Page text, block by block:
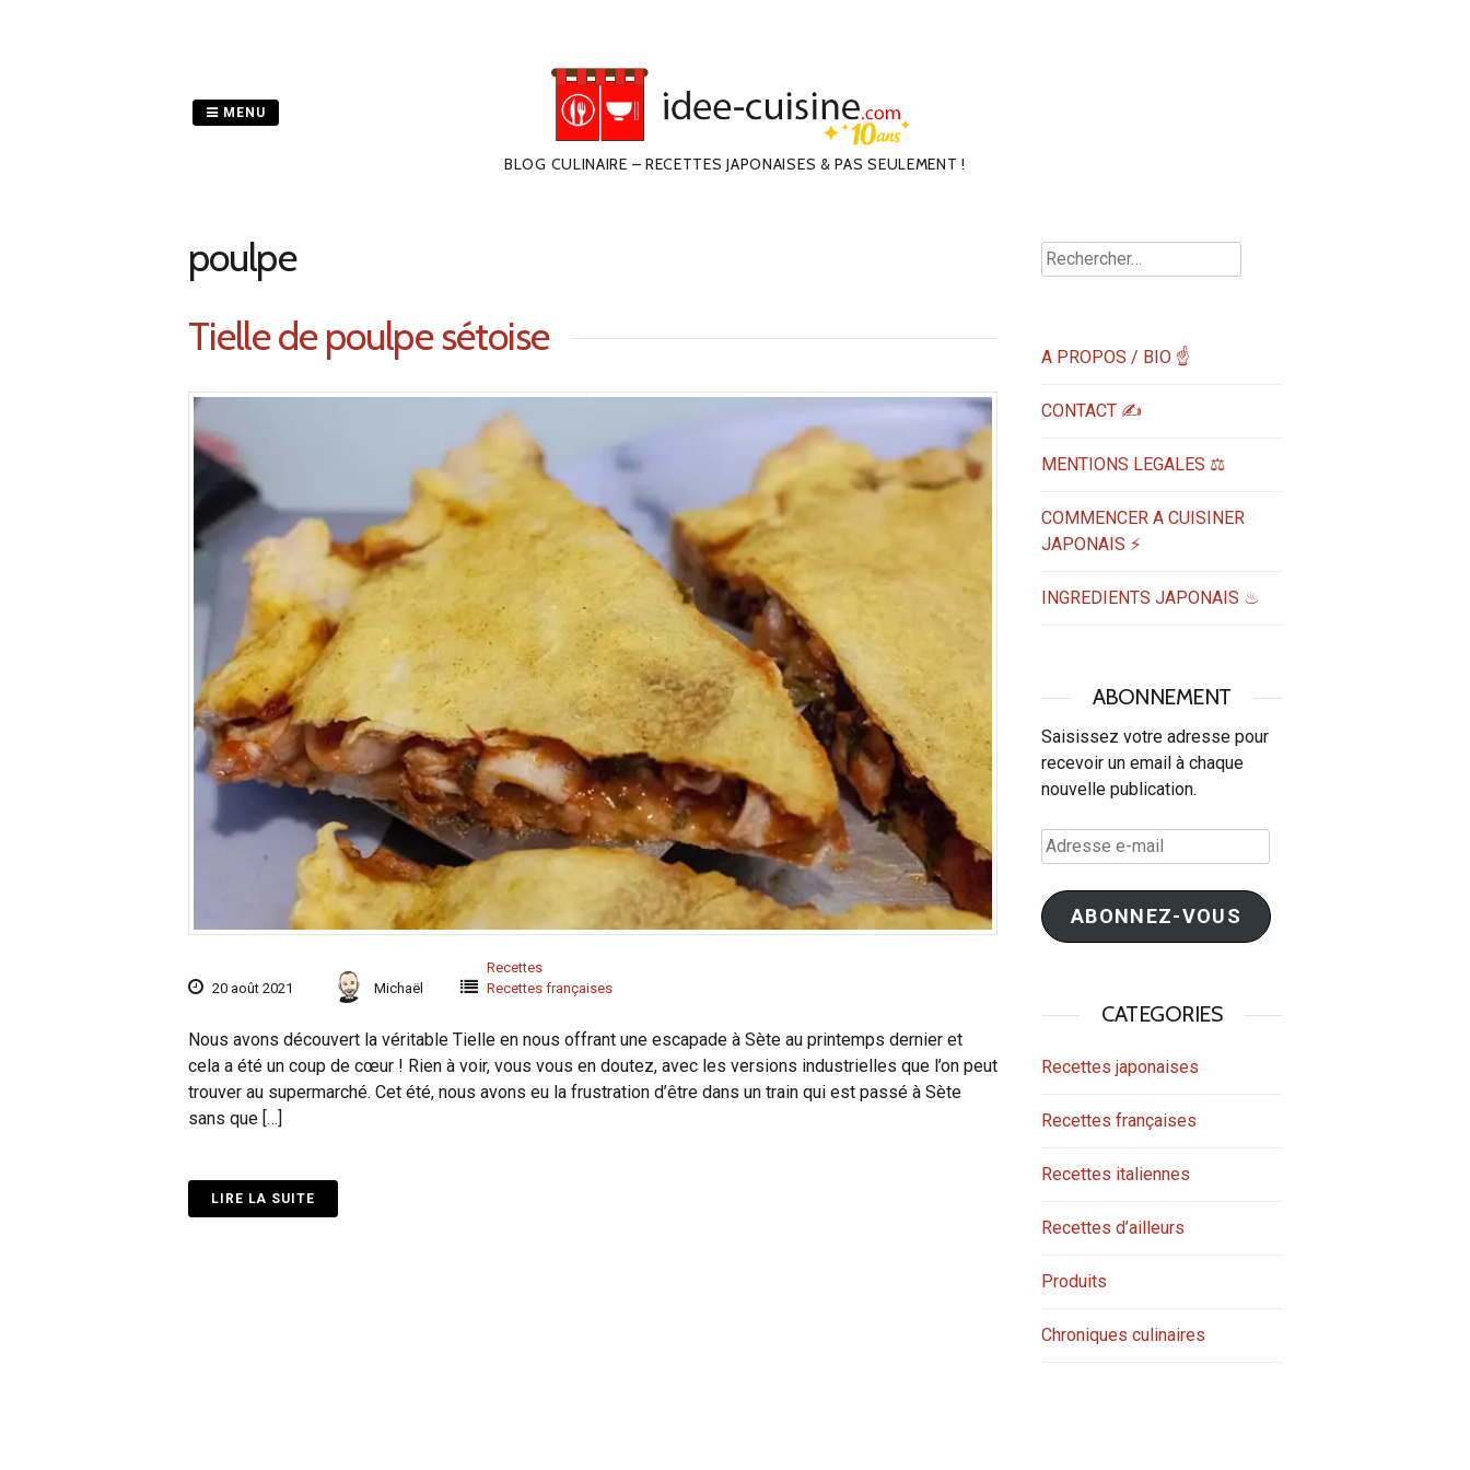
BLOG CULINAIRE – RECETTES JAPONAISES & PAS SEULEMENT !
MENU
poulpe
Tielle de poulpe sétoise
20 août 2021 Michaël
Recettes
Recettes françaises
Nous avons découvert la véritable Tielle en nous offrant une escapade à Sète au printemps dernier et
cela a été un coup de cœur ! Rien à voir, vous vous en doutez, avec les versions industrielles que l’on peut
trouver au supermarché. Cet été, nous avons eu la frustration d’être dans un train qui est passé à Sète
sans que […]
LIRE LA SUITE
Rechercher :
A PROPOS / BIO ☝
CONTACT ✍️
MENTIONS LEGALES ⚖️
COMMENCER A CUISINER
JAPONAIS ⚡
INGREDIENTS JAPONAIS ♨
ABONNEMENT
Saisissez votre adresse pour
recevoir un email à chaque
nouvelle publication.
Adresse
e-
mail
ABONNEZ-VOUS
CATEGORIES
Recettes japonaises
Recettes françaises
Recettes italiennes
Recettes d’ailleurs
Produits
Chroniques culinaires